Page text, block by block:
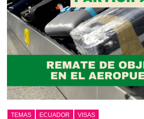
TEMAS ECUADOR VISAS